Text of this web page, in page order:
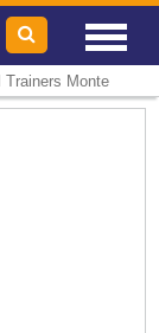
Trainers Monte